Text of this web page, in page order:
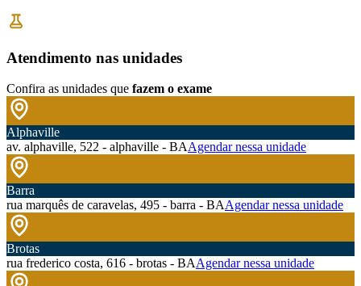
Atendimento nas unidades
Confira as unidades que fazem o exame
Alphaville
av. alphaville, 522 - alphaville - BAAgendar nessa unidade
Barra
rua marquês de caravelas, 495 - barra - BAAgendar nessa unidade
Brotas
rua frederico costa, 616 - brotas - BAAgendar nessa unidade